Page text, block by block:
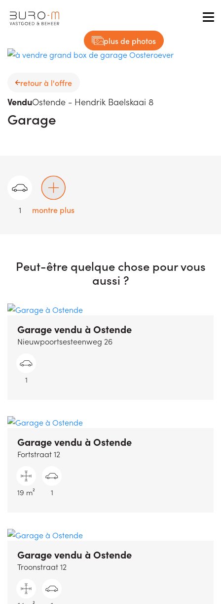
plus de photos
retour à l'offre
VenduOstende - Hendrik Baelskaai 8
Garage
1 montre plus
Peut-être quelque chose pour vous
aussi ?
Garage vendu à Ostende
Nieuwpoortsesteenweg 26
1
Garage vendu à Ostende
Fortstraat 12
19 m² 1
Garage vendu à Ostende
Troonstraat 12